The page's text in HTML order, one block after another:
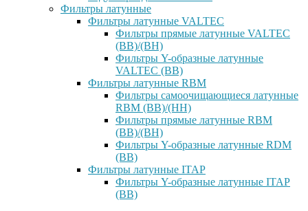
Фильтры латунные
Фильтры латунные VALTEC
Фильтры прямые латунные VALTEC
(ВВ)/(ВН)
Фильтры Y-образные латунные
VALTEC (ВВ)
Фильтры латунные RBM
Фильтры самоочищающиеся латунные
RBM (ВВ)/(НН)
Фильтры прямые латунные RBM
(ВВ)/(ВН)
Фильтры Y-образные латунные RDM
(ВВ)
Фильтры латунные ITAP
Фильтры Y-образные латунные ITAP
(ВВ)